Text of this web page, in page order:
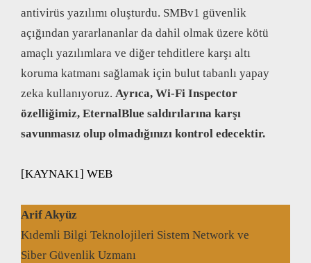
antivirüs yazılımı oluşturdu. SMBv1 güvenlik
açığından yararlananlar da dahil olmak üzere kötü
amaçlı yazılımlara ve diğer tehditlere karşı altı
koruma katmanı sağlamak için bulut tabanlı yapay
zeka kullanıyoruz. Ayrıca, Wi-Fi Inspector
özelliğimiz, EternalBlue saldırılarına karşı
savunmasız olup olmadığınızı kontrol edecektir.
[KAYNAK1] WEB
Arif Akyüz
Kıdemli Bilgi Teknolojileri Sistem Network ve
Siber Güvenlik Uzmanı